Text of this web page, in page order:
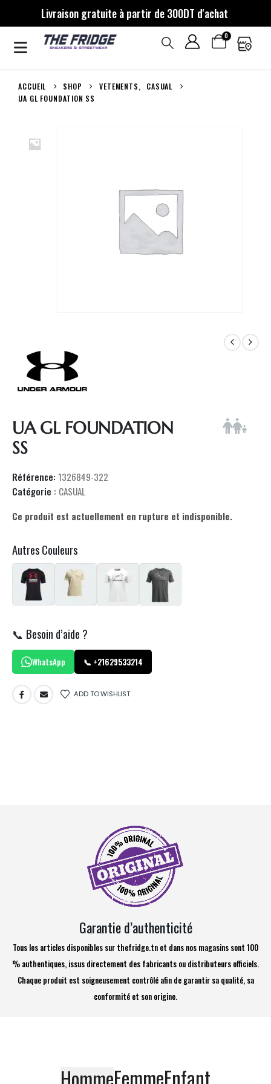
Livraison gratuite à partir de 300DT d'achat
0
ACCUEIL SHOP VETEMENTS,
CASUAL
UA GL FOUNDATION SS
UA GL FOUNDATION
SS
Référence: 1326849-322
Catégorie : CASUAL
Ce produit est actuellement en rupture et indisponible.
Autres Couleurs
📞 Besoin d’aide ?
WhatsApp 📞 +21629533214
ADD TO WISHLIST
Garantie d’authenticité
Tous les articles disponibles sur thefridge.tn et dans nos magasins sont 100
% authentiques, issus directement des fabricants ou distributeurs officiels.
Chaque produit est soigneusement contrôlé afin de garantir sa qualité, sa
conformité et son origine.
FemmeEnfant